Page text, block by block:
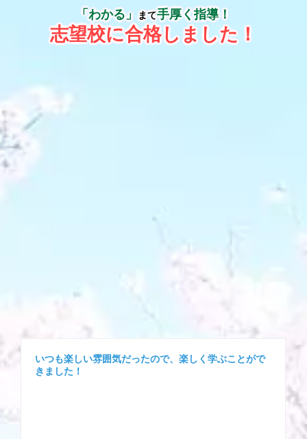
「わかる」 まで手厚く指導！
志望校に合格しました！
いつも楽しい雰囲気だったので、楽しく学ぶことがで
きました！